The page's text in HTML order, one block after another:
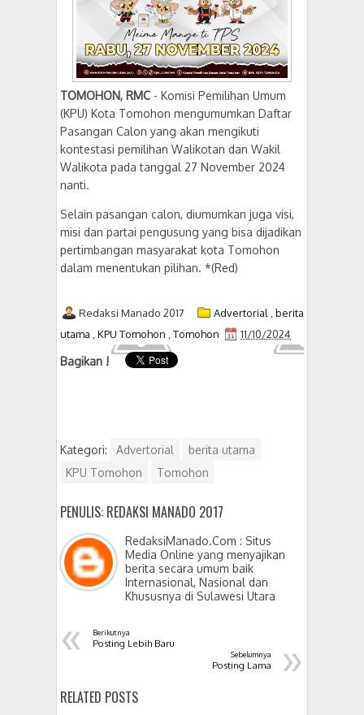
TOMOHON, RMC - Komisi Pemilihan Umum
(KPU) Kota Tomohon mengumumkan Daftar
Pasangan Calon yang akan mengikuti
kontestasi pemilihan Walikotan dan Wakil
Walikota pada tanggal 27 November 2024
nanti.
Selain pasangan calon, diumumkan juga visi,
misi dan partai pengusung yang bisa dijadikan
pertimbangan masyarakat kota Tomohon
dalam menentukan pilihan. *(Red)
Redaksi Manado 2017 Advertorial ,berita
utama ,KPU Tomohon ,Tomohon 11/10/2024
Bagikan !
Kategori: Advertorial
berita utama
KPU Tomohon
Tomohon
PENULIS: REDAKSI MANADO 2017
RedaksiManado.Com : Situs
Media Online yang menyajikan
berita secara umum baik
Internasional, Nasional dan
Khususnya di Sulawesi Utara
« Berikutnya
Posting Lebih Baru »
Sebelumnya
Posting Lama
RELATED POSTS